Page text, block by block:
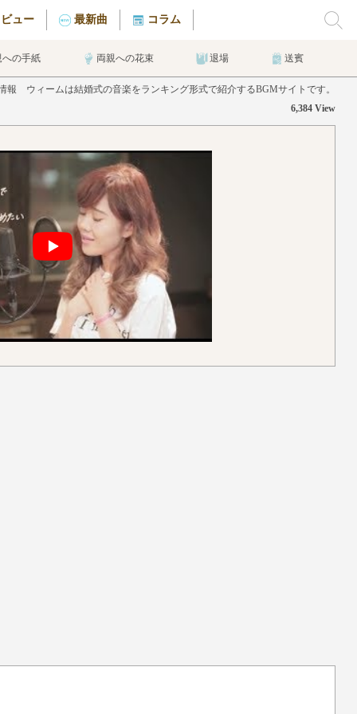
ュー 最新曲 コラム
への手紙 両親への花束 退場 送賓
報 ウィームは結婚式の音楽をランキング形式で紹介するBGMサイトです。
6,384 View